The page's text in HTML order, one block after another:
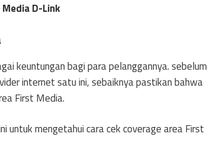
D-Link
keuntungan bagi para pelanggannya. sebelum
internet satu ini, sebaiknya pastikan bahwa
First Media.
untuk mengetahui cara cek coverage area First